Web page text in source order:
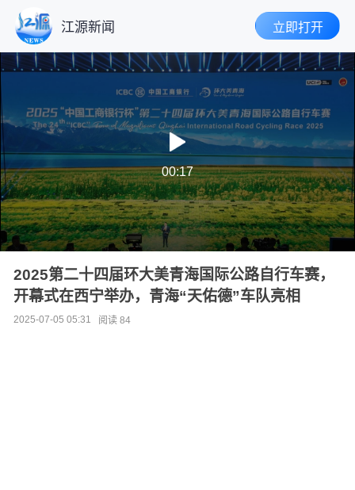
江源新闻 立即打开
00:17
2025第二十四届环大美青海国际公路自行车赛，
开幕式在西宁举办，青海“天佑德”车队亮相
2025-07-05 05:31 阅读 84